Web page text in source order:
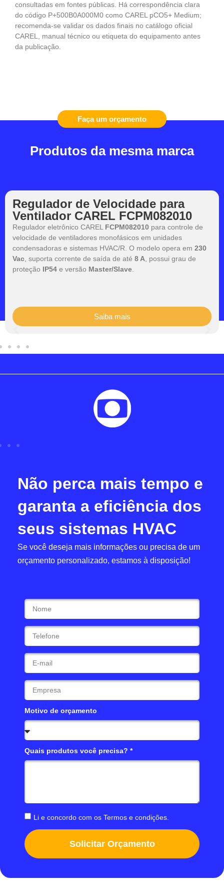
consultadas em fontes públicas. Há correspondência clara
do código P+500B0A000M0 como CAREL pCO5+ Medium;
recomenda-se validar os dados finais no catálogo oficial
CAREL, manual técnico ou etiqueta do equipamento antes
da publicação.
Faça um orçamento
Produtos da mesma marca
Regulador de Velocidade para
Ventilador CAREL FCPM082010
Regulador eletrônico CAREL FCPM082010 para controle de
velocidade de ventiladores monofásicos em unidades
condensadoras e sistemas HVAC/R. O modelo opera em 230
Vac, suporta corrente de saída de até 8 A, possui grau de
proteção IP54 e versão Master/Slave.
Saiba mais
Não perca mais tempo e
garanta a eficiência dos
seus sistemas HVAC
Se você deseja mais informações ou precisa de um
orçamento personalizado, estamos à disposição!
Motivo de orçamento
Quais produtos você precisa? *
Li e concordo com os Termos e condições.
Solicitar Orçamento